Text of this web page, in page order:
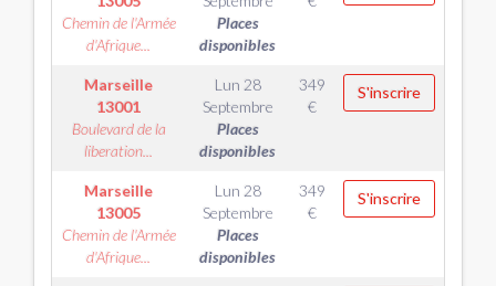
Chemin de l'Armée
d'Afrique...
Places
disponibles
Marseille
13001
Boulevard de la
liberation...
Lun 28
Septembre
Places
disponibles
349
€
S'inscrire
Marseille
13005
Chemin de l'Armée
d'Afrique...
Lun 28
Septembre
Places
disponibles
349
€
S'inscrire